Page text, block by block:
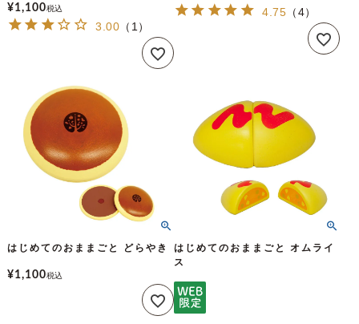
¥1,100税込
3.00 （ 1 ）
4.75 （4）
はじめてのおままごと どらやき
¥1,100税込
はじめてのおままごと オムライ
ス